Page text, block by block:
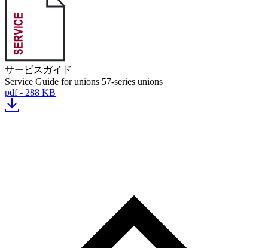
サービスガイド
Service Guide for unions 57-series unions
pdf - 288 KB